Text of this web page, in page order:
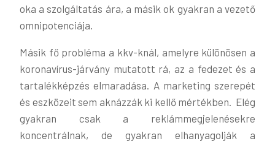
oka a szolgáltatás ára, a másik ok gyakran a vezető
omnipotenciája.
Másik fő probléma a kkv-knál, amelyre különösen a
koronavírus-járvány mutatott rá, az a fedezet és a
tartalékképzés elmaradása. A marketing szerepét
és eszközeit sem aknázzák ki kellő mértékben. Elég
gyakran csak a reklámmegjelenésekre
koncentrálnak, de gyakran elhanyagolják a